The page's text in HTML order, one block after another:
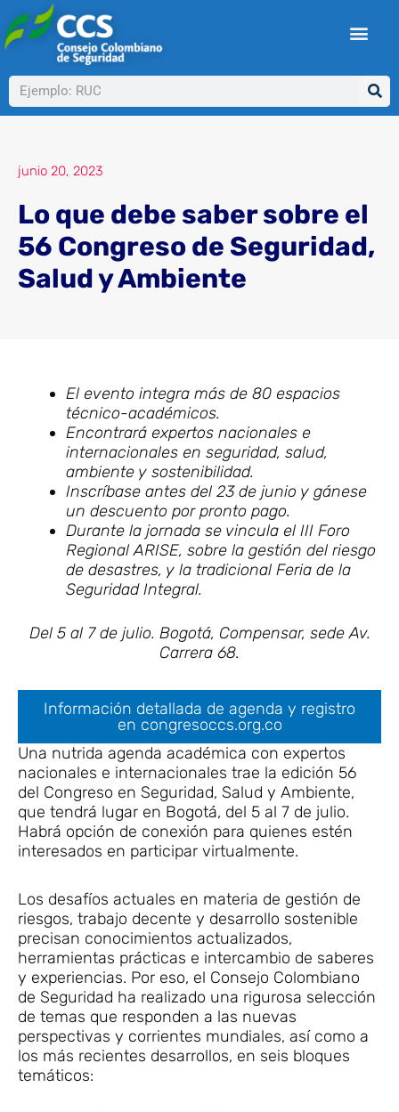
al
contenido
Buscar
junio 20, 2023
Lo que debe saber sobre el
56 Congreso de Seguridad,
Salud y Ambiente
El evento integra más de 80 espacios
técnico-académicos.
Encontrará expertos nacionales e
internacionales en seguridad, salud,
ambiente y sostenibilidad.
Inscríbase antes del 23 de junio y gánese
un descuento por pronto pago.
Durante la jornada se vincula el III Foro
Regional ARISE, sobre la gestión del riesgo
de desastres, y la tradicional Feria de la
Seguridad Integral.
Del 5 al 7 de julio. Bogotá, Compensar, sede Av.
Carrera 68.
Información detallada de agenda y registro
en congresoccs.org.co
Una nutrida agenda académica con expertos
nacionales e internacionales trae la edición 56
del Congreso en Seguridad, Salud y Ambiente,
que tendrá lugar en Bogotá, del 5 al 7 de julio.
Habrá opción de conexión para quienes estén
interesados en participar virtualmente.
Los desafíos actuales en materia de gestión de
riesgos, trabajo decente y desarrollo sostenible
precisan conocimientos actualizados,
herramientas prácticas e intercambio de saberes
y experiencias. Por eso, el Consejo Colombiano
de Seguridad ha realizado una rigurosa selección
de temas que responden a las nuevas
perspectivas y corrientes mundiales, así como a
los más recientes desarrollos, en seis bloques
temáticos: